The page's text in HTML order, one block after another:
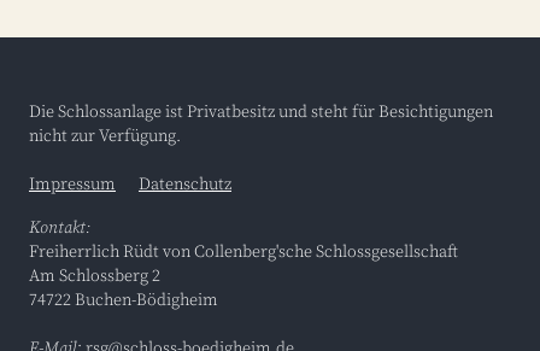
Die Schlossanlage ist Privatbesitz und steht für Besichtigungen
nicht zur Verfügung.
Impressum
Datenschutz
Kontakt:
Freiherrlich Rüdt von Collenberg'sche Schlossgesellschaft
Am Schlossberg 2
74722 Buchen-Bödigheim